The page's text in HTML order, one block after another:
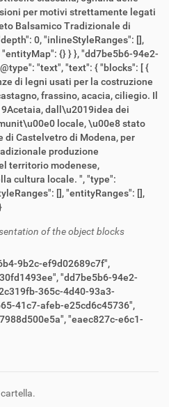
per motivi strettamente legati
Balsamico Tradizionale di
frassino, acacia, ciliegio. Il
dall\u2019idea dei
locale, \u00e8 stato
di Castelvetro di Modena, per
produzione
territorio modenese,
locale. ", "type":
} } }
of the object blocks
"dd7be5b6-94e2-
"eaec827c-e6c1-